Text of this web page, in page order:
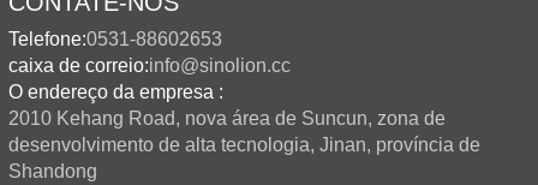
Telefone:0531-88602653
caixa de correio:info@sinolion.cc
O endereço da empresa :
2010 Kehang Road, nova área de Suncun, zona de
desenvolvimento de alta tecnologia, Jinan, província de
Shandong